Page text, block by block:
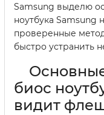
Samsung выделю
ноутбука
проверенные
быстро устранить
биос
видит